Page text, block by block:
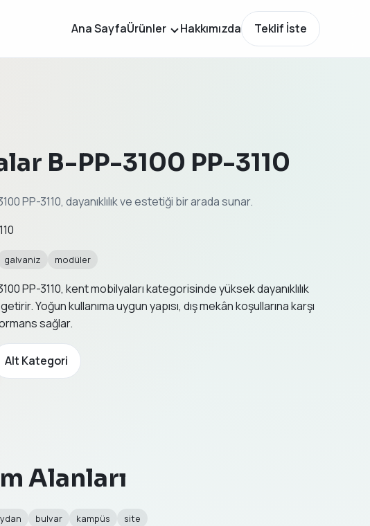
Ana SayfaÜrünler Hakkımızda Teklif İste
B-PP-3100 PP-3110
PP-3110, dayanıklılık ve estetiği bir arada sunar.
galvaniz modüler
PP-3110, kent mobilyaları kategorisinde yüksek dayanıklılık
getirir. Yoğun kullanıma uygun yapısı, dış mekân koşullarına karşı
sağlar.
Alt Kategori
Alanları
bulvar kampüs site